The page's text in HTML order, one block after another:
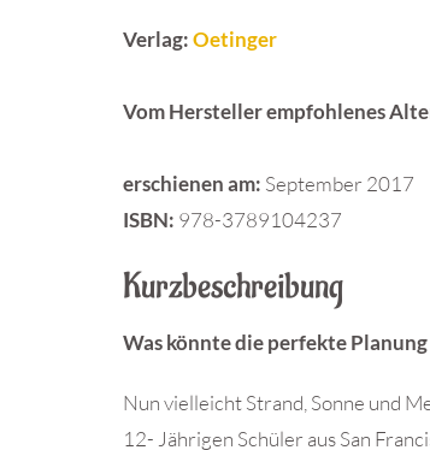
Verlag:Oetinger
Vom Hersteller empfohlenes
erschienen am: September 2017
ISBN: 978-3789104237
Kurzbeschreibung
Was könnte die perfekte
Nun vielleicht Strand, Sonne und
12- Jährigen Schüler aus San